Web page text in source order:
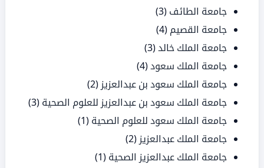
جامعة الطائف (3)
جامعة القصيم (4)
جامعة الملك خالد(3)
جامعة الملك سعود(4)
جامعة الملك سعود بن عبدالعزيز (2)
جامعة الملك سعود بن عبدالعزيز للعلوم الصحية (3)
جامعة الملك سعود للعلوم الصحية (1)
جامعة الملك عبدالعزيز (2)
جامعة الملك عبدالعزيز الصحية (1)